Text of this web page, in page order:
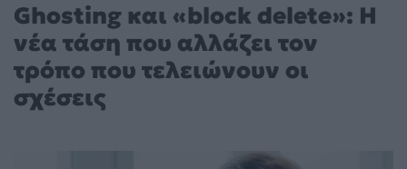
Ghosting και «block delete»: Η
νέα τάση που αλλάζει τον
τρόπο που τελειώνουν οι
σχέσεις